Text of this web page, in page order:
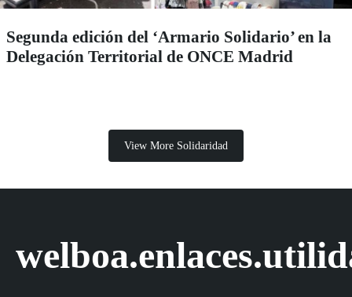
Segunda edición del ‘Armario Solidario’ en la
Delegación Territorial de ONCE Madrid
View More Solidaridad